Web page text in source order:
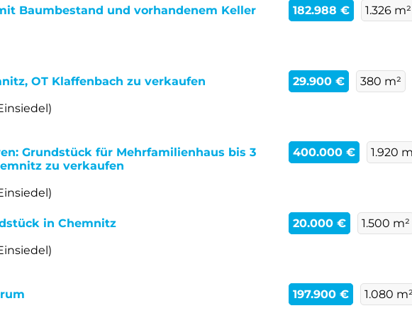
Baumbestand und vorhandenem Keller
182.988 € 1.326 m²
OT Klaffenbach zu verkaufen
29.900 € 380 m²
Grundstück für Mehrfamilienhaus bis 3
zu verkaufen
400.000 € 1.920
in Chemnitz
20.000 € 1.500 m²
197.900 € 1.080